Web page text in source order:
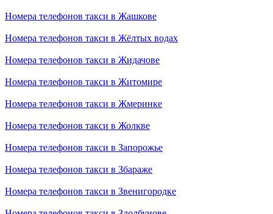
Номера телефонов такси в Жашкове
Номера телефонов такси в Жёлтых водах
Номера телефонов такси в Жидачове
Номера телефонов такси в Житомире
Номера телефонов такси в Жмеринке
Номера телефонов такси в Жолкве
Номера телефонов такси в Запорожье
Номера телефонов такси в Збараже
Номера телефонов такси в Звенигородке